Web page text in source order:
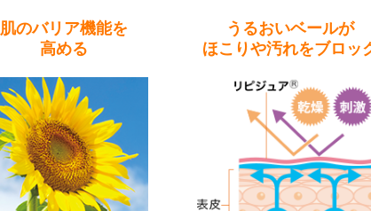
肌のバリア機能を
高める
うるおいベールが
ほこりや汚れをブロッ